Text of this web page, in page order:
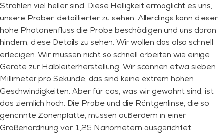
Strahlen viel heller sind. Diese Helligkeit ermöglicht es uns,
unsere Proben detaillierter zu sehen. Allerdings kann dieser
hohe Photonenfluss die Probe beschädigen und uns daran
hindern, diese Details zu sehen. Wir wollen das also schnell
erledigen. Wir müssen nicht so schnell arbeiten wie einige
Geräte zur Halbleiterherstellung. Wir scannen etwa sieben
Millimeter pro Sekunde, das sind keine extrem hohen
Geschwindigkeiten. Aber für das, was wir gewohnt sind, ist
das ziemlich hoch. Die Probe und die Röntgenlinse, die so
genannte Zonenplatte, müssen außerdem in einer
Größenordnung von 1,25 Nanometern ausgerichtet